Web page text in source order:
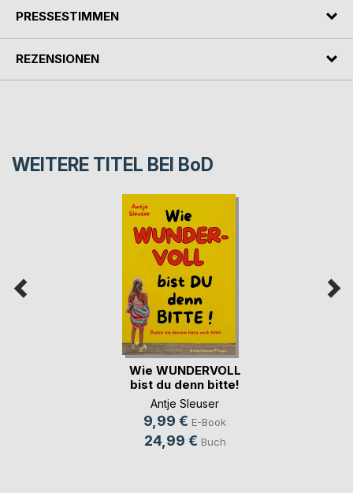
PRESSESTIMMEN
REZENSIONEN
WEITERE TITEL BEI BoD
Wie WUNDERVOLL
bist du denn bitte!
Antje Sleuser
9,99 € E-Book
24,99 € Buch